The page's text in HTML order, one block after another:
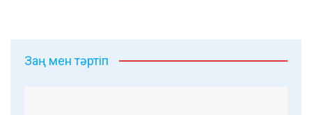
Заң мен тәртіп